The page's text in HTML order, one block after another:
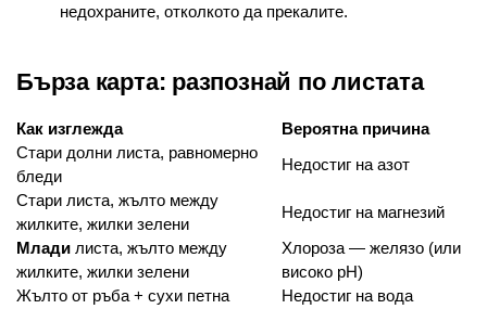
недохраните, отколкото да прекалите.
Бърза карта: разпознай по листата
Как изглежда
Вероятна причина
Стари долни листа, равномерно
бледи
Недостиг на азот
Стари листа, жълто между
жилките, жилки зелени
Недостиг на магнезий
Млади листа, жълто между
жилките, жилки зелени
Хлороза — желязо (или
високо pH)
Жълто от ръба + сухи петна
Недостиг на вода